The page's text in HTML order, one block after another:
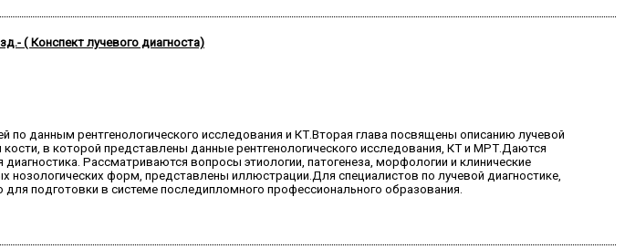
( Конспект лучевого диагноста)
данным рентгенологического исследования и КТ.Вторая глава посвящены описанию лучевой
в которой представлены данные рентгенологического исследования, КТ и МРТ.Даются
Рассматриваются вопросы этиологии, патогенеза, морфологии и клинические
форм, представлены иллюстрации.Для специалистов по лучевой диагностике,
подготовки в системе последипломного профессионального образования.